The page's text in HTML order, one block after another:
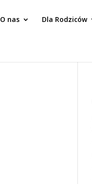
O nas Dla Rodziców